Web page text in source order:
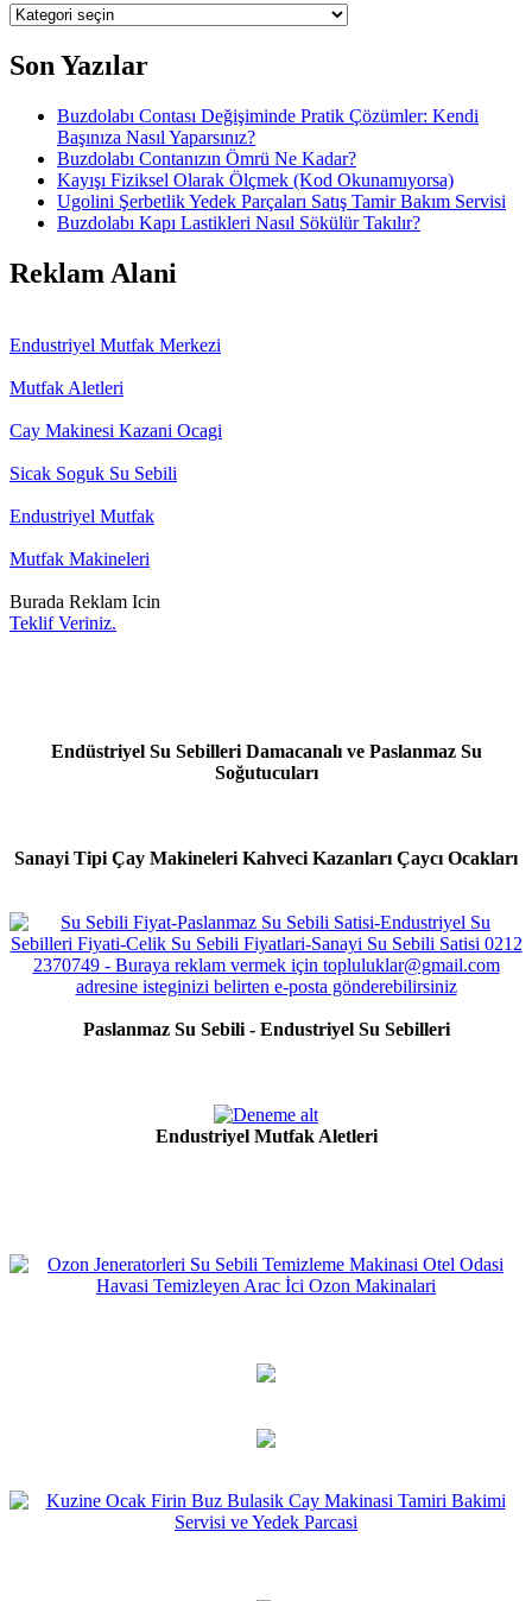
Kategoriler
Son Yazılar
Buzdolabı Contası Değişiminde Pratik Çözümler: Kendi
Başınıza Nasıl Yaparsınız?
Buzdolabı Contanızın Ömrü Ne Kadar?
Kayışı Fiziksel Olarak Ölçmek (Kod Okunamıyorsa)
Ugolini Şerbetlik Yedek Parçaları Satış Tamir Bakım Servisi
Buzdolabı Kapı Lastikleri Nasıl Sökülür Takılır?
Reklam Alani
Endustriyel Mutfak Merkezi
Mutfak Aletleri
Cay Makinesi Kazani Ocagi
Sicak Soguk Su Sebili
Endustriyel Mutfak
Mutfak Makineleri
Burada Reklam Icin
Teklif Veriniz.
Endüstriyel Su Sebilleri Damacanalı ve Paslanmaz Su
Soğutucuları
Sanayi Tipi Çay Makineleri Kahveci Kazanları Çaycı Ocakları
Paslanmaz Su Sebili - Endustriyel Su Sebilleri
Endustriyel Mutfak Aletleri